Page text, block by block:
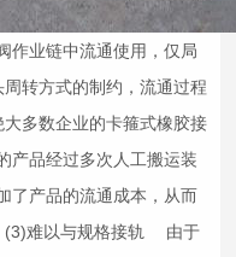
作业链中流通使用，仅局
周转方式的制约，流通过程
多数企业的卡箍式橡胶接
产品经过多次人工搬运装
了产品的流通成本，从而
难以与规格接轨 由于